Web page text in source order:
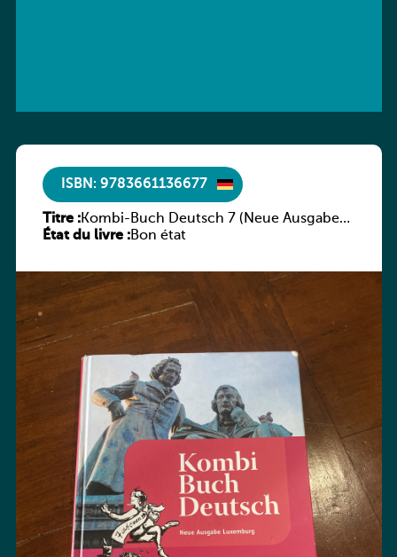
ISBN: 9783661136677
Titre :Kombi-Buch Deutsch 7 (Neue Ausgabe
Luxemburg)
État du livre :Bon état